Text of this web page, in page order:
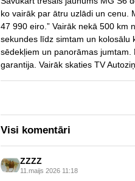
ko vairāk par ātru uzlādi un cenu.
47 990 eiro.” Vairāk nekā 500 km
sekundes līdz simtam un kolosālu
sēdekļiem un panorāmas
garantija. Vairāk skaties TV
Visi komentāri
ZZZZ
11.maijs 2026 11:18